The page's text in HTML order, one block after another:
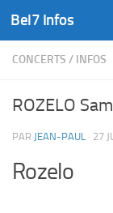
Skip to content
Bel7 Infos
CONCERTS / INFOS
ROZELO
PAR JEAN-PAUL · 27
Rozelo